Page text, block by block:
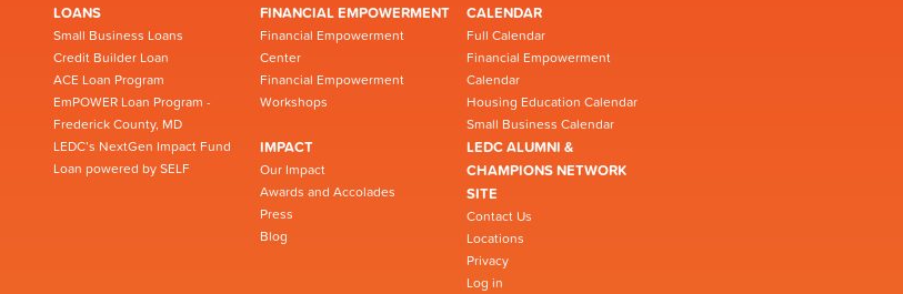
LOANS
Small Business Loans
Credit Builder Loan
ACE Loan Program
EmPOWER Loan Program -
Frederick County, MD
LEDC’s NextGen Impact Fund
Loan powered by SELF
FINANCIAL EMPOWERMENT
Financial Empowerment
Center
Financial Empowerment
Workshops
CALENDAR
Full Calendar
Financial Empowerment
Calendar
Housing Education Calendar
Small Business Calendar
IMPACT
Our Impact
Awards and Accolades
Press
Blog
LEDC ALUMNI &
CHAMPIONS NETWORK
SITE
Contact Us
Locations
Privacy
Log in